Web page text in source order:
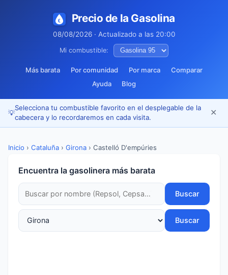
Precio de la Gasolina
08/08/2026 · Actualizado a las 20:00
Mi combustible:
Más barata Por comunidad Por marca
Comparar
Ayuda
Blog
💡
Selecciona tu combustible favorito en el desplegable de la
cabecera y lo recordaremos en cada visita.
✕
Inicio › Cataluña › Girona › Castelló D'empúries
Encuentra la gasolinera más barata
Buscar
Buscar